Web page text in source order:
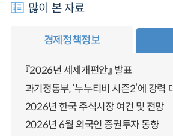
많이 본 자료
경제정책정보
『2026년 세제개편안』 발표
과기정통부, ‘누누티비 시즌2’에 강력
2026년 한국 주식시장 여건 및 전망
2026년 6월 외국인 증권투자 동향